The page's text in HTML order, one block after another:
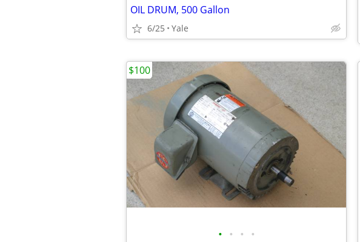
OIL DRUM, 500 Gallon
6/25 Yale
• • • •
$100